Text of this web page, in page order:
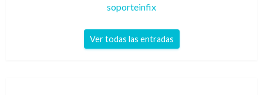
soporteinfix
Ver todas las entradas